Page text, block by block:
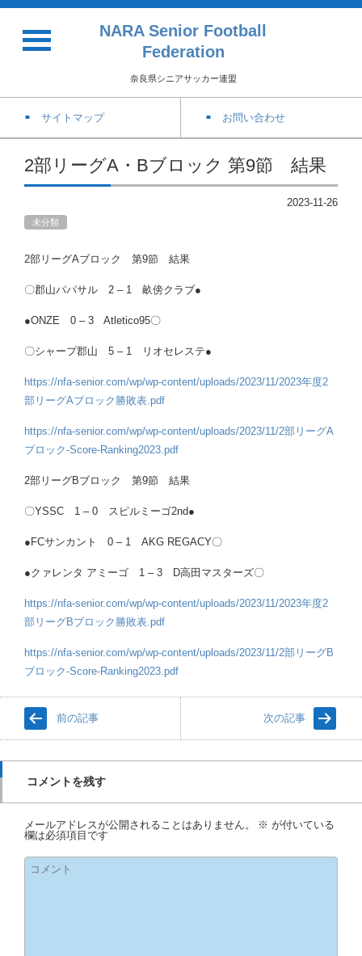
NARA Senior Football
Federation
奈良県シニアサッカー連盟
サイトマップ お問い合わせ
2部リーグA・Bブロック 第9節 結果
2023-11-26
未分類
2部リーグAブロック 第9節 結果
〇郡山パパサル 2 – 1 畝傍クラブ●
●ONZE 0 – 3 Atletico95〇
〇シャープ郡山 5 – 1 リオセレステ●
https://nfa-senior.com/wp/wp-content/uploads/2023/11/2023年度2
部リーグAブロック勝敗表.pdf
https://nfa-senior.com/wp/wp-content/uploads/2023/11/2部リーグA
ブロック-Score-Ranking2023.pdf
2部リーグBブロック 第9節 結果
〇YSSC 1 – 0 スピルミーゴ2nd●
●FCサンカント 0 – 1 AKG REGACY〇
●クァレンタ アミーゴ 1 – 3 D高田マスターズ〇
https://nfa-senior.com/wp/wp-content/uploads/2023/11/2023年度2
部リーグBブロック勝敗表.pdf
https://nfa-senior.com/wp/wp-content/uploads/2023/11/2部リーグB
ブロック-Score-Ranking2023.pdf
前の記事 次の記事
コメントを残す
メールアドレスが公開されることはありません。 ※ が付いている
欄は必須項目です